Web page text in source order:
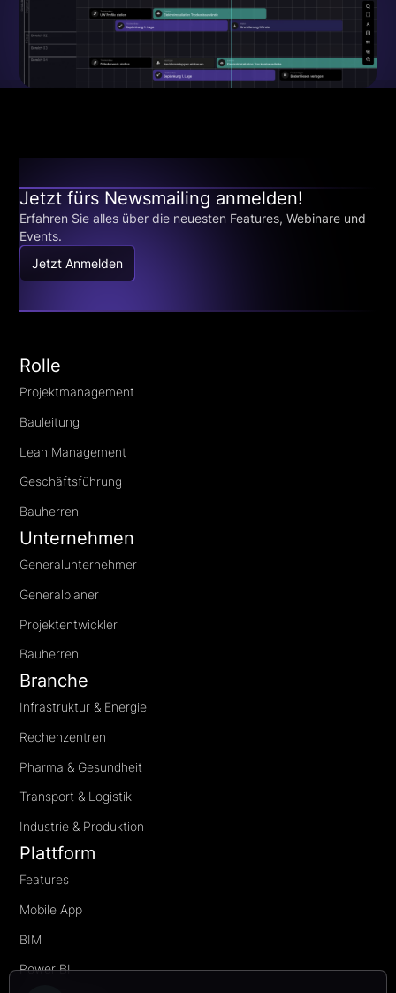
Jetzt fürs Newsmailing anmelden!
Erfahren Sie alles über die neuesten Features, Webinare und
Events.
Jetzt Anmelden
Rolle
Projektmanagement
Bauleitung
Lean Management
Geschäftsführung
Bauherren
Unternehmen
Generalunternehmer
Generalplaner
Projektentwickler
Bauherren
Branche
Infrastruktur & Energie
Rechenzentren
Pharma & Gesundheit
Transport & Logistik
Industrie & Produktion
Plattform
Features
Mobile App
BIM
Power BI